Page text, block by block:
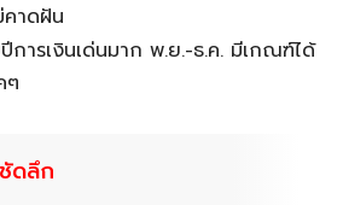
คาดฝัน
การเงินเด่นมาก พ.ย.-ธ.ค. มีเกณฑ์ได้
ๆ
ดลึก